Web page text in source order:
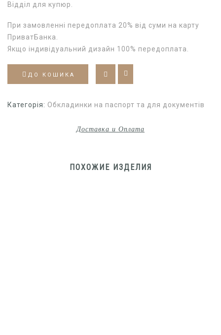
Відділ для купюр.
При замовленні передоплата 20% від суми на карту
ПриватБанка.
Якщо індивідуальний дизайн 100% передоплата.
ДО КОШИКА
Категорія: Обкладинки на паспорт та для документів
Доставка и Оплата
ПОХОЖИЕ ИЗДЕЛИЯ